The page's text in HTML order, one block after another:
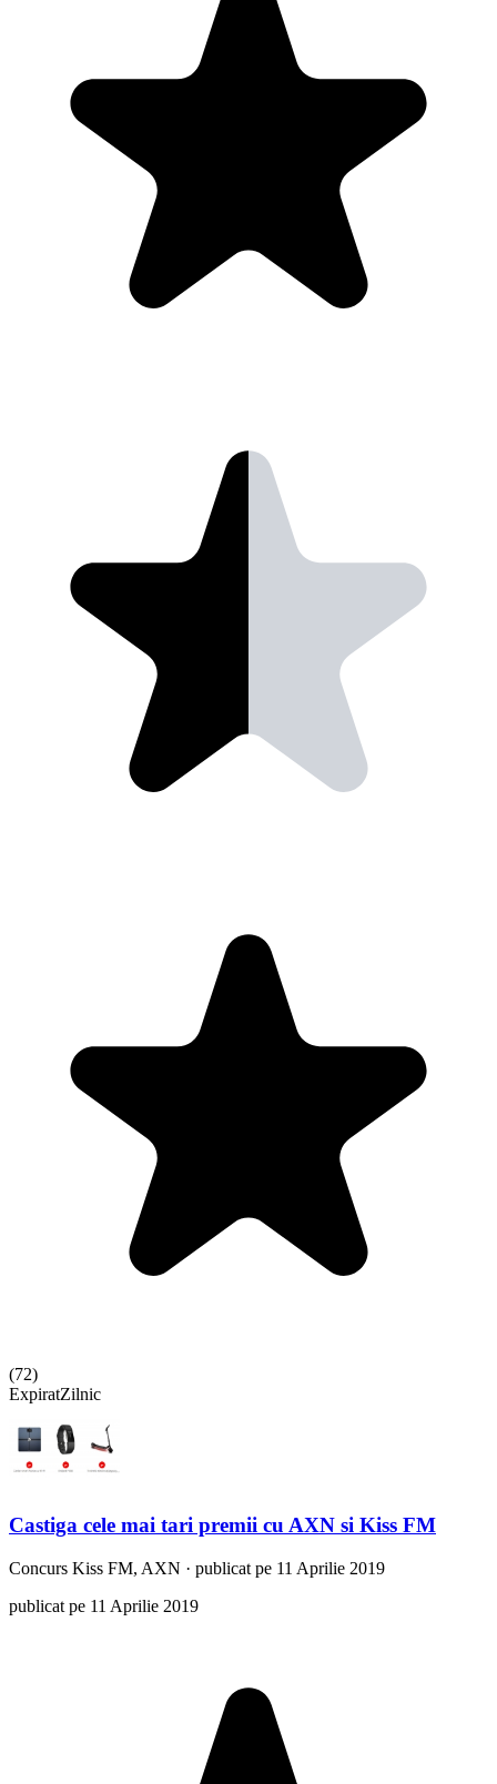
(72)
ExpiratZilnic
Castiga cele mai tari premii cu AXN si Kiss FM
Concurs Kiss FM, AXN · publicat pe 11 Aprilie 2019
publicat pe 11 Aprilie 2019